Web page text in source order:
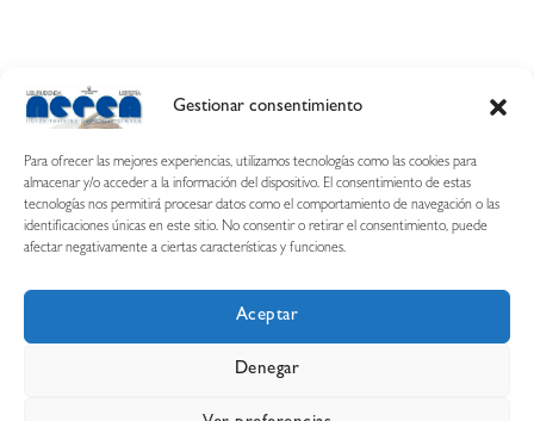
Gestionar consentimiento
Para ofrecer las mejores experiencias, utilizamos tecnologías como las cookies para
almacenar y/o acceder a la información del dispositivo. El consentimiento de estas
tecnologías nos permitirá procesar datos como el comportamiento de navegación o las
identificaciones únicas en este sitio. No consentir o retirar el consentimiento, puede
afectar negativamente a ciertas características y funciones.
Aceptar
Denegar
Calle Esquíroz, 27
687 54 31 70
nerearetamonge@gmail.com
Aviso legal
Condiciones de uso y compra